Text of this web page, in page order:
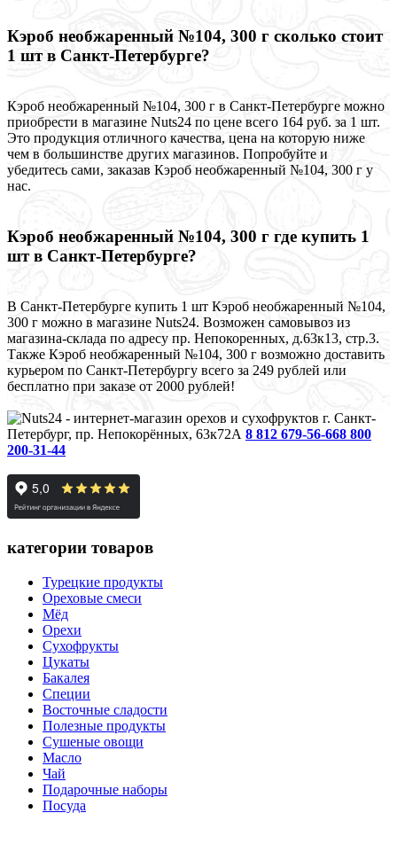
Кэроб необжаренный №104, 300 г сколько стоит
1 шт в Санкт-Петербурге?
Кэроб необжаренный №104, 300 г в Санкт-Петербурге можно
приобрести в магазине Nuts24 по цене всего 164 руб. за 1 шт.
Это продукция отличного качества, цена на которую ниже
чем в большинстве других магазинов. Попробуйте и
убедитесь сами, заказав Кэроб необжаренный №104, 300 г у
нас.
Кэроб необжаренный №104, 300 г где купить 1
шт в Санкт-Петербурге?
В Санкт-Петербурге купить 1 шт Кэроб необжаренный №104,
300 г можно в магазине Nuts24. Возможен самовывоз из
магазина-склада по адресу пр. Непокоренных, д.63к13, стр.3.
Также Кэроб необжаренный №104, 300 г возможно доставить
курьером по Санкт-Петербургу всего за 249 рублей или
бесплатно при заказе от 2000 рублей!
г. Санкт-
Петербург, пр. Непокорённых, 63к72А 8 812 679-56-668 800
200-31-44
категории товаров
Турецкие продукты
Ореховые смеси
Мёд
Орехи
Сухофрукты
Цукаты
Бакалея
Специи
Восточные сладости
Полезные продукты
Сушеные овощи
Масло
Чай
Подарочные наборы
Посуда